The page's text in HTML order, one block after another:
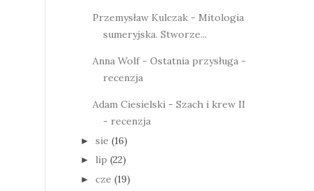
Przemysław Kulczak - Mitologia
sumeryjska. Stworze...
Anna Wolf - Ostatnia przysługa -
recenzja
Adam Ciesielski - Szach i krew II
- recenzja
► sie (16)
► lip (22)
► cze (19)